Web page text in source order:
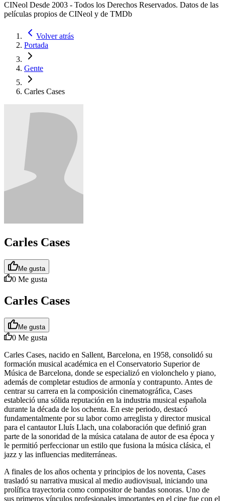
CINeol Desde 2003 - Todos los Derechos Reservados. Datos de las
películas propios de CINeol y de TMDb
Volver atrás
Portada
Gente
Carles Cases
Carles Cases
Me gusta
0 Me gusta
Carles Cases
Me gusta
0 Me gusta
Carles Cases, nacido en Sallent, Barcelona, en 1958, consolidó su
formación musical académica en el Conservatorio Superior de
Música de Barcelona, donde se especializó en violonchelo y piano,
además de completar estudios de armonía y contrapunto. Antes de
centrar su carrera en la composición cinematográfica, Cases
estableció una sólida reputación en la industria musical española
durante la década de los ochenta. En este periodo, destacó
fundamentalmente por su labor como arreglista y director musical
para el cantautor Lluís Llach, una colaboración que definió gran
parte de la sonoridad de la música catalana de autor de esa época y
le permitió perfeccionar un estilo que fusiona la música clásica, el
jazz y las influencias mediterráneas.
A finales de los años ochenta y principios de los noventa, Cases
trasladó su narrativa musical al medio audiovisual, iniciando una
prolífica trayectoria como compositor de bandas sonoras. Uno de
sus primeros vínculos profesionales importantes en el cine fue con el